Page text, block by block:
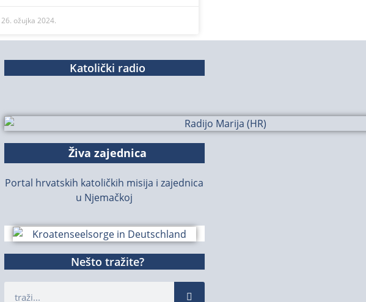
26. ožujka 2024.
Katolički radio
Živa zajednica
Portal hrvatskih katoličkih misija i zajednica
u Njemačkoj
Nešto tražite?